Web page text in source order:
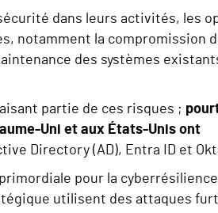
dans leurs activités, les
notamment la compromission
des systèmes
partie de ces risques ;
Uni et aux États-Unis ont
Directory (AD), Entra ID et
pour la
utilisent des attaques